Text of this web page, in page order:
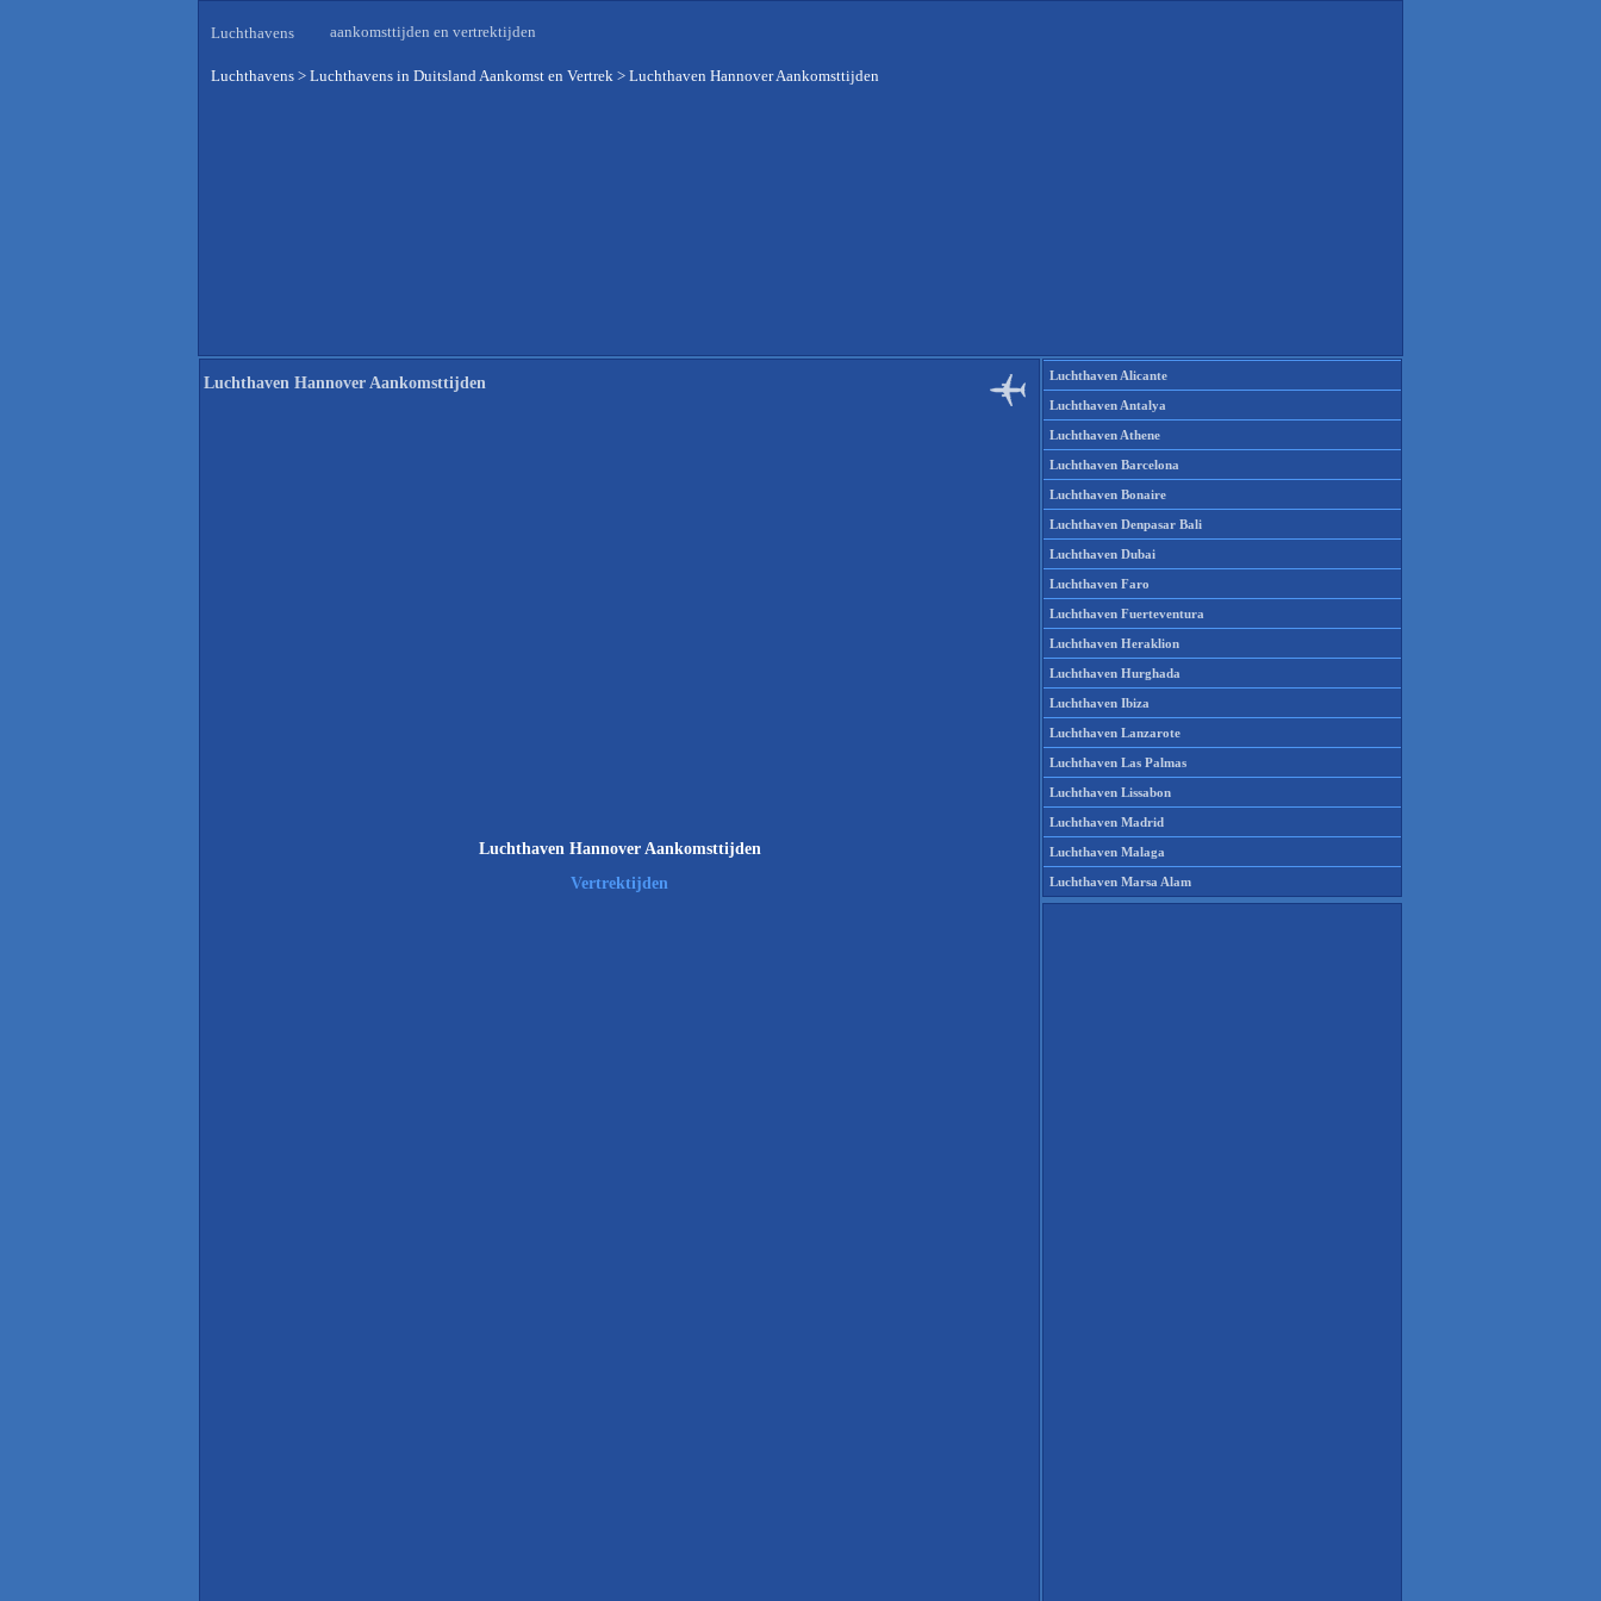
Luchthavens aankomsttijden en vertrektijden
Luchthavens > Luchthavens in Duitsland Aankomst en Vertrek > Luchthaven Hannover Aankomsttijden
Luchthaven Hannover Aankomsttijden
Luchthaven Hannover Aankomsttijden
Vertrektijden
Luchthaven Alicante
Luchthaven Antalya
Luchthaven Athene
Luchthaven Barcelona
Luchthaven Bonaire
Luchthaven Denpasar Bali
Luchthaven Dubai
Luchthaven Faro
Luchthaven Fuerteventura
Luchthaven Heraklion
Luchthaven Hurghada
Luchthaven Ibiza
Luchthaven Lanzarote
Luchthaven Las Palmas
Luchthaven Lissabon
Luchthaven Madrid
Luchthaven Malaga
Luchthaven Marsa Alam